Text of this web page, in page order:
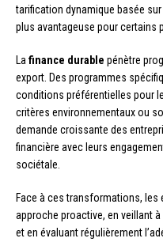
tarification dynamique basée
plus avantageuse pour certains
La finance durable pénètre
export. Des programmes
conditions préférentielles pour
critères environnementaux ou
demande croissante des
financière avec leurs
sociétale.
Face à ces transformations, les
approche proactive, en veillant
et en évaluant régulièrement